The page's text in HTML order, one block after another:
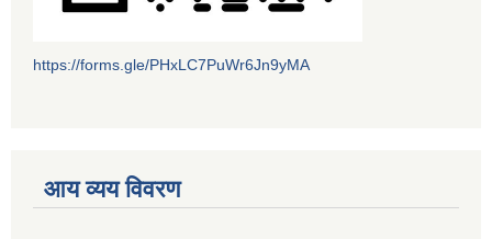
https://forms.gle/PHxLC7PuWr6Jn9yMA
आय व्यय विवरण